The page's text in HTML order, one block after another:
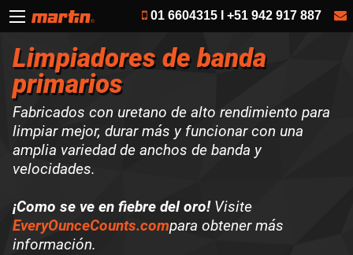
01 6604315 I +51 942 917 887
Limpiadores de banda
primarios
Fabricados con uretano de alto rendimiento para
limpiar mejor, durar más y funcionar con una
amplia variedad de anchos de banda y
velocidades.
¡Como se ve en fiebre del oro!Visite
EveryOunceCounts.compara obtener más
información.